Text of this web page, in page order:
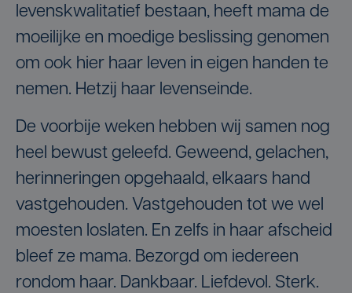
levenskwalitatief bestaan, heeft mama de
moeilijke en moedige beslissing genomen
om ook hier haar leven in eigen handen te
nemen. Hetzij haar levenseinde.
De voorbije weken hebben wij samen nog
heel bewust geleefd. Geweend, gelachen,
herinneringen opgehaald, elkaars hand
vastgehouden. Vastgehouden tot we wel
moesten loslaten. En zelfs in haar afscheid
bleef ze mama. Bezorgd om iedereen
rondom haar. Dankbaar. Liefdevol. Sterk.